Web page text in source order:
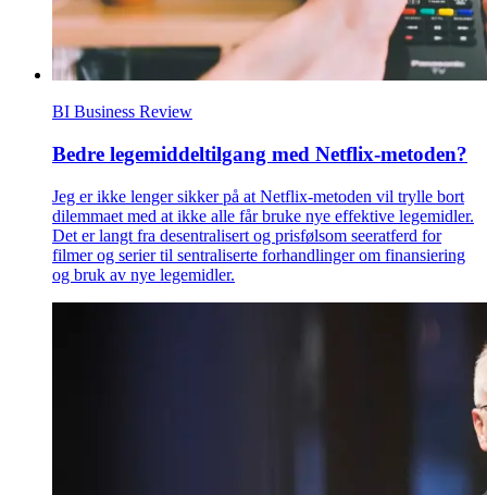
BI Business Review
Bedre legemiddeltilgang med Netflix-metoden?
Jeg er ikke lenger sikker på at Netflix-metoden vil trylle bort
dilemmaet med at ikke alle får bruke nye effektive legemidler.
Det er langt fra desentralisert og prisfølsom seeratferd for
filmer og serier til sentraliserte forhandlinger om finansiering
og bruk av nye legemidler.